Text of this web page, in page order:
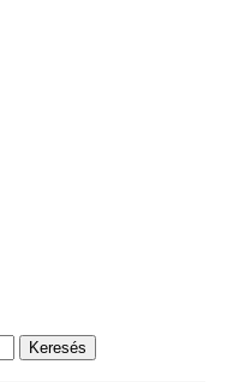
Keresés